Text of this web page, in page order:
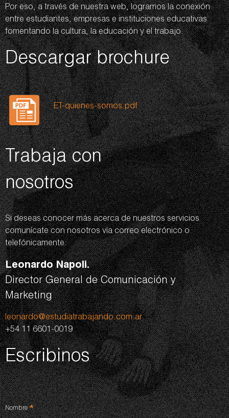
Por eso, a través de nuestra web, logramos la conexión
entre estudiantes, empresas e instituciones educativas
fomentando la cultura, la educación y el trabajo.
Descargar brochure
ET-quienes-somos.pdf
Trabaja con
nosotros
Si deseas conocer más acerca de nuestros servicios
comunícate con nosotros vía correo electrónico o
telefónicamente:
Leonardo Napoli.
Director General de Comunicación y
Marketing
leonardo@estudiatrabajando.com.ar
+54 11 6601-0019
Escribinos
Nombre*